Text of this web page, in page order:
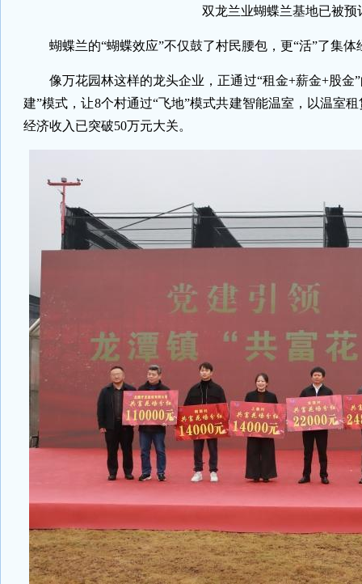
双龙兰业蝴蝶兰基地已被
蝴蝶兰的“蝴蝶效应”不仅鼓了村民腰包，更“活”了集体
像万花园林这样的龙头企业，正通过“租金+薪金+股
建”模式，让8个村通过“飞地”模式共建智能温室，以温室
经济收入已突破50万元大关。